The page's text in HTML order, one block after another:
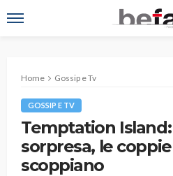
Home Gossip e Tv
GOSSIP E TV
Temptation
sorpresa, le
scoppiano